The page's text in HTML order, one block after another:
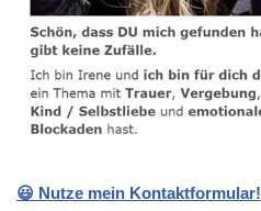
😃 Nutze mein Kontaktformular!